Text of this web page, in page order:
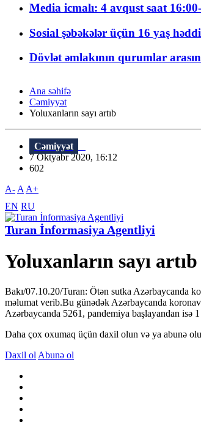
Media icmalı: 4 avqust saat
Sosial şəbəkələr üçün 16 yaş
Dövlət əmlakının qurumlar
Ana səhifə
Cəmiyyət
Yoluxanların sayı artıb
Cəmiyyət
7 Oktyabr 2020, 16:12
602
A- A A+
EN RU
Turan İnformasiya Agentliyi
Yoluxanların sayı artıb
Bakı/07.10.20/Turan: Ötən sutka Azərbaycanda
məlumat verib.Bu günədək Azərbaycanda
Azərbaycanda 5261, pandemiya başlayandan isə
Daha çox oxumaq üçün daxil olun və ya abunə
Daxil ol Abunə ol